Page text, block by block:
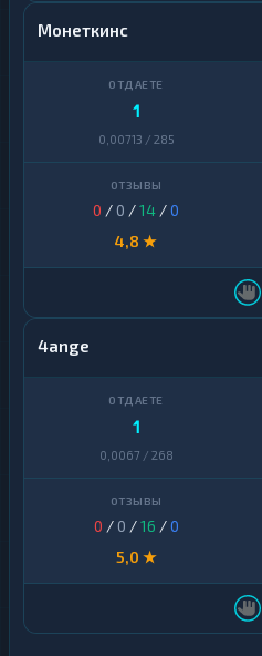
Монеткинс
1
0,00713 / 285
0 / 0 /14 /0
4,8 ★
4ange
1
0,0067 / 268
0 / 0 /16 /0
5,0 ★